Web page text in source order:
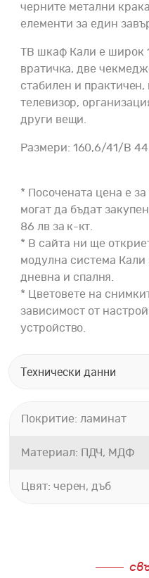
черните метални
елементи за един
ТВ шкаф Кали е широк
вратичка, две
стабилен и
телевизор,
други вещи.
Размери: 160,6/41/В 44
* Посочената цена е
могат да бъдат
86 лв за к-кт.
* В сайта ни ще
модулна система Кали
дневна и спалня.
* Цветовете на
зависимост от
устройство.
Технически данни
Покритие: ламинат
Материал: ПДЧ, МДФ
Цвят: черен, дъб